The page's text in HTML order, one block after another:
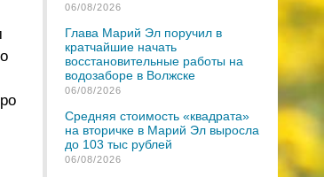
06/08/2026
Глава Марий Эл поручил в
кратчайшие начать
восстановительные работы на
водозаборе в Волжске
06/08/2026
Средняя стоимость «квадрата»
на вторичке в Марий Эл выросла
до 103 тыс рублей
06/08/2026